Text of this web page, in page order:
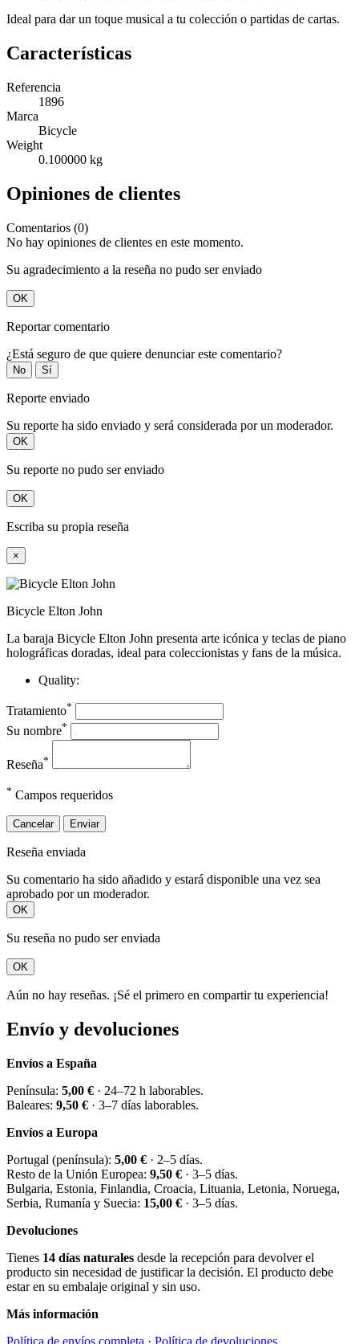
Ideal para dar un toque musical a tu colección o partidas de cartas.
Características
Referencia
1896
Marca
Bicycle
Weight
0.100000 kg
Opiniones de clientes
Comentarios (0)
No hay opiniones de clientes en este momento.
Su agradecimiento a la reseña no pudo ser enviado
OK
Reportar comentario
¿Está seguro de que quiere denunciar este comentario?
No Sí
Reporte enviado
Su reporte ha sido enviado y será considerada por un moderador.
OK
Su reporte no pudo ser enviado
OK
Escriba su propia reseña
×
Bicycle Elton John
La baraja Bicycle Elton John presenta arte icónica y teclas de piano
holográficas doradas, ideal para coleccionistas y fans de la música.
Quality:
Tratamiento*
Su nombre*
Reseña*
* Campos requeridos
Cancelar Enviar
Reseña enviada
Su comentario ha sido añadido y estará disponible una vez sea
aprobado por un moderador.
OK
Su reseña no pudo ser enviada
OK
Aún no hay reseñas. ¡Sé el primero en compartir tu experiencia!
Envío y devoluciones
Envíos a España
Península: 5,00 € · 24–72 h laborables.
Baleares: 9,50 € · 3–7 días laborables.
Envíos a Europa
Portugal (península): 5,00 € · 2–5 días.
Resto de la Unión Europea: 9,50 € · 3–5 días.
Bulgaria, Estonia, Finlandia, Croacia, Lituania, Letonia, Noruega,
Serbia, Rumanía y Suecia: 15,00 € · 3–5 días.
Devoluciones
Tienes 14 días naturales desde la recepción para devolver el
producto sin necesidad de justificar la decisión. El producto debe
estar en su embalaje original y sin uso.
Más información
Política de envíos completa · Política de devoluciones